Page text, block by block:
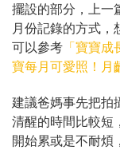
擺設的部分，上一
月份記錄的方式
可以參考 「寶寶
寶每月可愛照！月
建議爸媽事先把拍
清醒的時間比較短
開始累或是不耐煩